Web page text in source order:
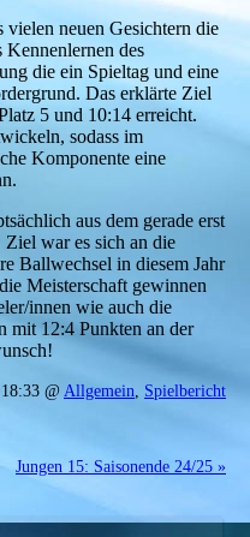
vielen neuen Gesichtern die
Kennenlernen des
die ein Spieltag und eine
Das erklärte Ziel
5 und 10:14 erreicht.
sodass im
Komponente eine
aus dem gerade erst
war es sich an die
Ballwechsel in diesem Jahr
Meisterschaft gewinnen
innen wie auch die
mit 12:4 Punkten an der
@ Allgemein Spielbericht
Jungen 15: Saisonende 24/25 »